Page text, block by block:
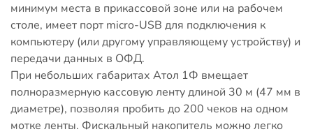
минимум места в прикассовой зоне или на рабочем
столе, имеет порт micro-USB для подключения к
компьютеру (или другому управляющему устройству) и
передачи данных в ОФД.
При небольших габаритах Атол 1Ф вмещает
полноразмерную кассовую ленту длиной 30 м (47 мм в
диаметре), позволяя пробить до 200 чеков на одном
мотке ленты. Фискальный накопитель можно легко